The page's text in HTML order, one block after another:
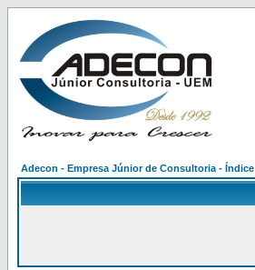
Adecon - Empresa Júnior de Consultoria - Índice